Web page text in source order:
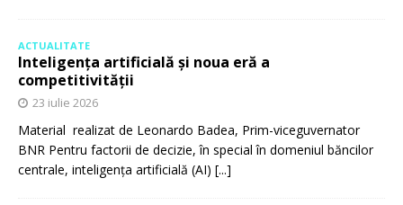
ACTUALITATE
Inteligența artificială și noua eră a
competitivității
23 iulie 2026
Material realizat de Leonardo Badea, Prim-viceguvernator
BNR Pentru factorii de decizie, în special în domeniul băncilor
centrale, inteligența artificială (AI) [...]